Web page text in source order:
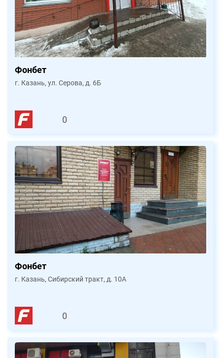
Фонбет
г. Казань, ул. Серова, д. 6Б
0
Фонбет
г. Казань, Сибирский тракт, д. 10А
0